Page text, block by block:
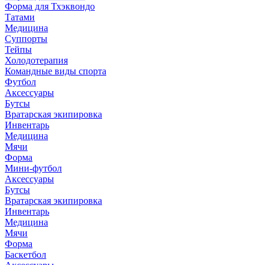
Форма для Тхэквондо
Татами
Медицина
Суппорты
Тейпы
Холодотерапия
Командные виды спорта
Футбол
Аксессуары
Бутсы
Вратарская экипировка
Инвентарь
Медицина
Мячи
Форма
Мини-футбол
Аксессуары
Бутсы
Вратарская экипировка
Инвентарь
Медицина
Мячи
Форма
Баскетбол